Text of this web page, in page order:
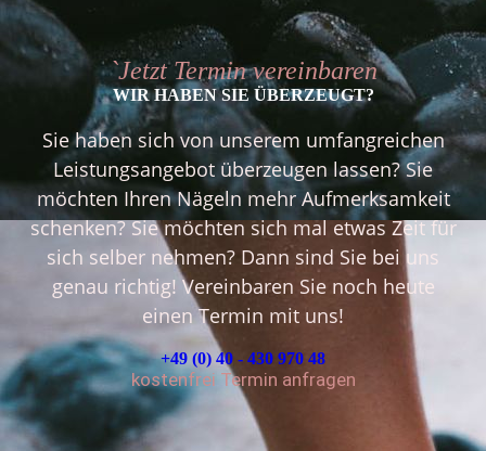
`Jetzt Termin vereinbaren
WIR HABEN SIE ÜBERZEUGT?
Sie haben sich von unserem umfangreichen
Leistungsangebot überzeugen lassen? Sie
möchten Ihren Nägeln mehr Aufmerksamkeit
schenken? Sie möchten sich mal etwas Zeit für
sich selber nehmen? Dann sind Sie bei uns
genau richtig! Vereinbaren Sie noch heute
einen Termin mit uns!
+49 (0) 40 - 430 970 48
kostenfrei Termin anfragen